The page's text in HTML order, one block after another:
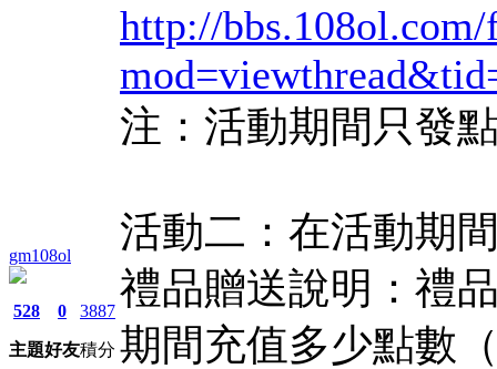
gm108ol
528
主題
0
好友
3887
積分
http://
注：活動期間只發
活動二：在活動期
禮品贈送說明：禮
期間充值多少點數